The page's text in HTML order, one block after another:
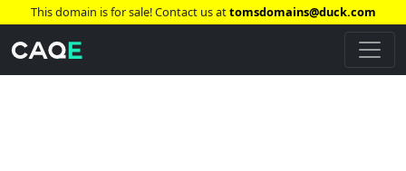
This domain is for sale! Contact us attomsdomains@duck.com